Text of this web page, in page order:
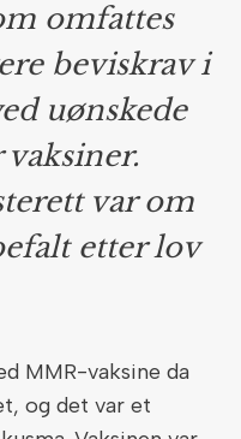
omfattes
beviskrav i
uønskede
var om
etter lov
MMR-vaksine da
og det var et